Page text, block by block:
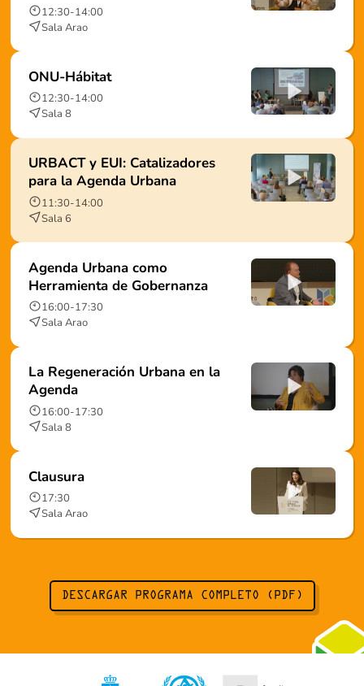
12:30-14:00
Sala Arao
ONU-Hábitat
12:30-14:00
Sala 8
URBACT y EUI: Catalizadores
para la Agenda Urbana
11:30-14:00
Sala 6
Agenda Urbana como
Herramienta de Gobernanza
16:00-17:30
Sala Arao
La Regeneración Urbana en la
Agenda
16:00-17:30
Sala 8
Clausura
17:30
Sala Arao
DESCARGAR PROGRAMA COMPLETO (PDF)